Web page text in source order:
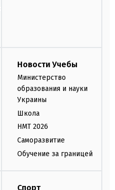
Новости Учебы
Министерство
образования и науки
Украины
Школа
НМТ 2026
Саморазвитие
Обучение за границей
Спорт